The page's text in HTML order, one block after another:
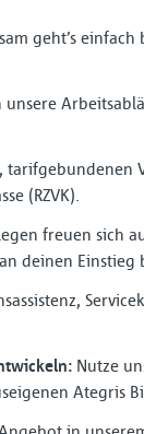
geht’s
unsere
(RZVK).
freuen sich
deinen Einstieg
Nutze
Ategris